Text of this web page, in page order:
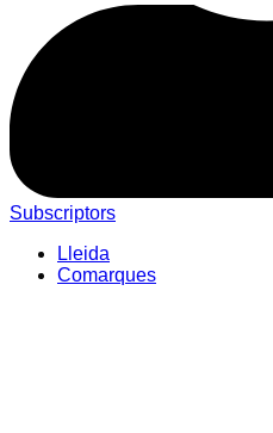
Subscriptors
Lleida
Comarques